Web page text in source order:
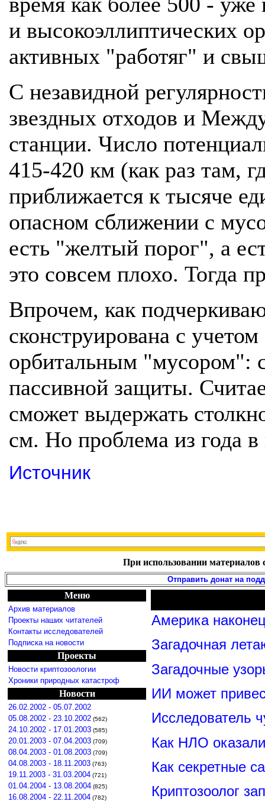
и высокоэллиптических
активных "работяг" и
С незавидной
звездных отходов и
станции. Число
415-420 км (как раз там,
приближается к тысяче
опасном сближении с
есть "желтый порог", а
это совсем плохо. Тогда
Впрочем, как
сконструирована с
орбитальным "мусором":
пассивной защиты.
сможет выдержать
см. Но проблема из года в
Источник
При использовании материалов
Отправить донат на
Меню
Архив материалов
Проекты наших читателей
Контакты исследователей
Подписка на новости
Проекты
Новости криптозоологии
Хроники природных катастроф
Новости
26.02.2002 - 05.07.2002
05.08.2002 - 23.10.2002 (562)
24.10.2002 - 17.01.2003 (585)
20.01.2003 - 07.04.2003 (709)
08.04.2003 - 01.08.2003 (709)
04.08.2003 - 18.11.2003 (763)
19.11.2003 - 31.03.2004 (721)
01.04.2004 - 13.08.2004 (825)
16.08.2004 - 22.11.2004 (782)
Америка
Загадочная
Загадочные
ИИ может
Исследователь
Как НЛО
Как секретные
Криптозоолог